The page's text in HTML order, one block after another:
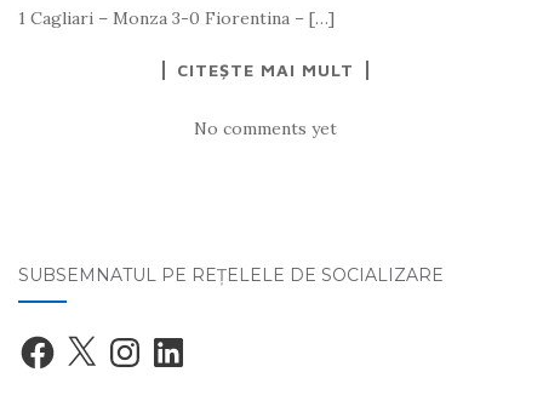
1 Cagliari – Monza 3-0 Fiorentina – […]
CITEȘTE MAI MULT
No comments yet
SUBSEMNATUL PE REŢELELE DE SOCIALIZARE
Facebook
X InstagramLinkedIn